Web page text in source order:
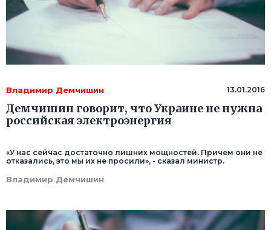
Владимир Демчишин 13.01.2016
Демчишин говорит, что Украине не нужна
российская электроэнергия
«У нас сейчас достаточно лишних мощностей. Причем они не
отказались, это мы их не просили», - сказал министр.
Владимир Демчишин